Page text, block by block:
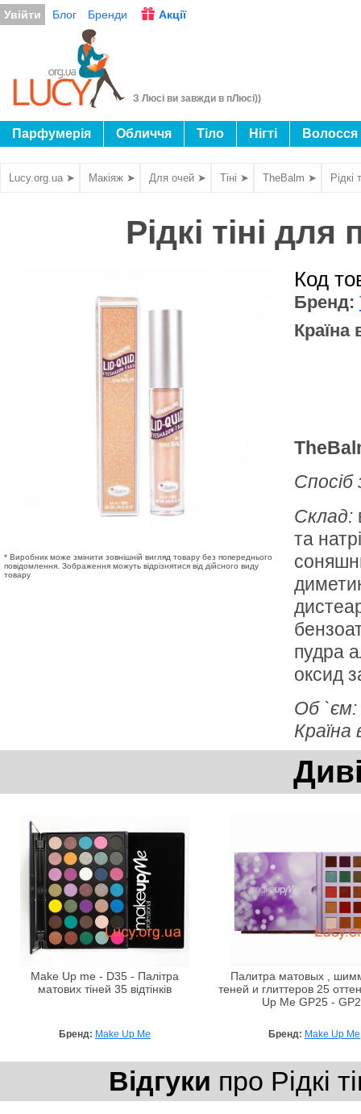
Увійти Блог Бренди Акції
З Люсі ви завжди в пЛюсі))
Парфумерія Обличчя Тіло Нігті Волосся
Lucy.org.ua ➤ Макіяж ➤ Для очей ➤ Тіні ➤ TheBalm ➤ Рідкі
Рідкі тіні
* Виробник може змінити зовнішній вигляд товару без попереднього
повідомлення. Зображення можуть відрізнятися від дійсного виду
товару
Код
Бренд:
Спосіб
Склад:
та
пудра
оксид
Об `єм:
Країна
Make Up me - D35 - Палітра
матових тіней 35 відтінків
Бренд: Make Up Me
Палитра матовых ,
теней и глиттеров 25
Up Me GP25 -
Бренд: Make Up Me
Відгуки про Рідкі